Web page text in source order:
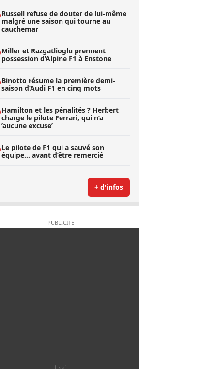
Russell refuse de douter de lui-même
malgré une saison qui tourne au
cauchemar
Miller et Razgatlioglu prennent
possession d’Alpine F1 à Enstone
Binotto résume la première demi-
saison d’Audi F1 en cinq mots
Hamilton et les pénalités ? Herbert
charge le pilote Ferrari, qui n’a
’aucune excuse’
Le pilote de F1 qui a sauvé son
équipe… avant d’être remercié
+ d'infos